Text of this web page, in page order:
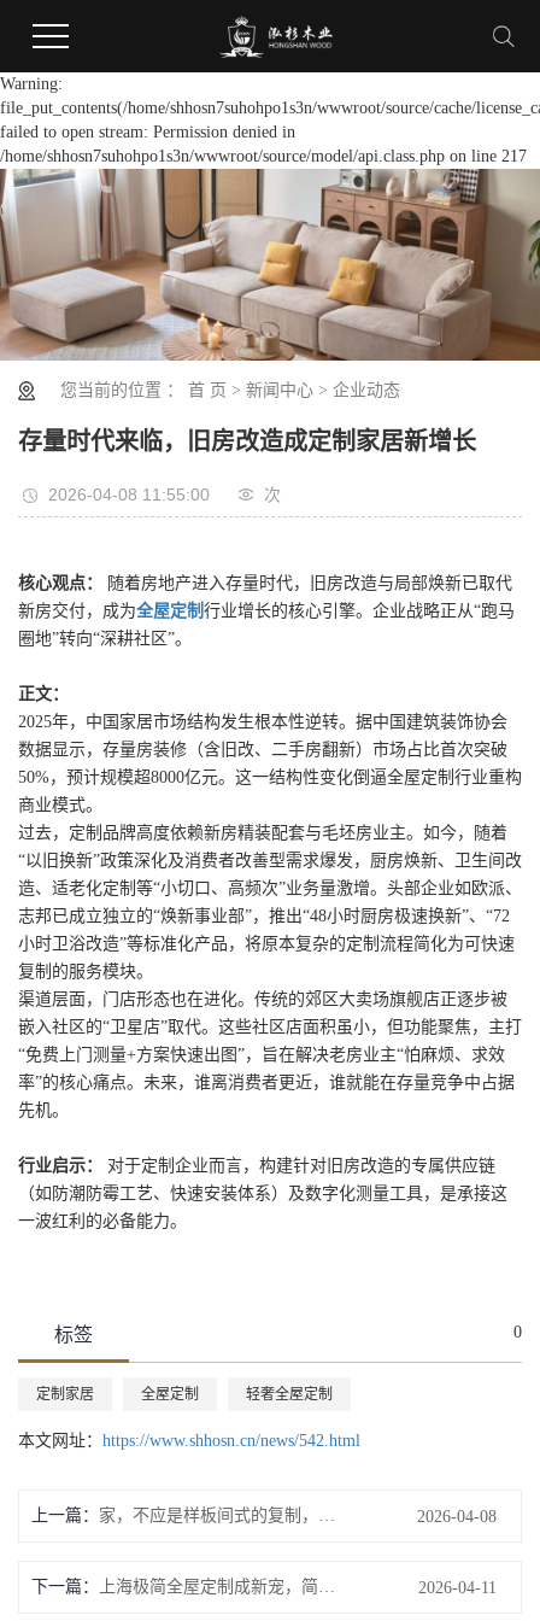
Warning:
file_put_contents(/home/shhosn7suhohpo1s3n/wwwroot/source/cache/
failed to open stream: Permission denied in
/home/shhosn7suhohpo1s3n/wwwroot/source/model/api.class.php on line 217
您当前的位置 ： 首 页 > 新闻中心 > 企业动态
存量时代来临，旧房改造成定制家居新增长
2026-04-08 11:55:00 次
核心观点：
随着房地产进入存量时代，旧房改造与局部焕新已取代
新房交付，成为全屋定制 行业增长的核心引擎。企业战略正从“跑马
圈地”转向“深耕社区”。
正文：
2025年，中国家居市场结构发生根本性逆转。据中国建筑装饰协会
数据显示，存量房装修（含旧改、二手房翻新）市场占比首次突破
50%，预计规模超8000亿元。这一结构性变化倒逼全屋定制行业重构
商业模式。
过去，定制品牌高度依赖新房精装配套与毛坯房业主。如今，随着
“以旧换新”政策深化及消费者改善型需求爆发，厨房焕新、卫生间改
造、适老化定制等“小切口、高频次”业务量激增。头部企业如欧派、
志邦已成立独立的“焕新事业部”，推出“48小时厨房极速换新”、“72
小时卫浴改造”等标准化产品，将原本复杂的定制流程简化为可快速
复制的服务模块。
渠道层面，门店形态也在进化。传统的郊区大卖场旗舰店正逐步被
嵌入社区的“卫星店”取代。这些社区店面积虽小，但功能聚焦，主打
“免费上门测量+方案快速出图”，旨在解决老房业主“怕麻烦、求效
率”的核心痛点。未来，谁离消费者更近，谁就能在存量竞争中占据
先机。
行业启示：
对于定制企业而言，构建针对旧房改造的专属供应链
（如防潮防霉工艺、快速安装体系）及数字化测量工具，是承接这
一波红利的必备能力。
标签 0
定制家居 全屋定制 轻奢全屋定制
本文网址： https://www.shhosn.cn/news/542.html
上一篇： 2026-04-08
下一篇： 2026-04-11